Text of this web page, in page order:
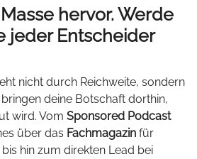
hervor. Werde
jeder Entscheider
nicht durch Reichweite, sondern
deine Botschaft dorthin,
wird. Vom Sponsored Podcast
über das Fachmagazin für
hin zum direkten Lead bei